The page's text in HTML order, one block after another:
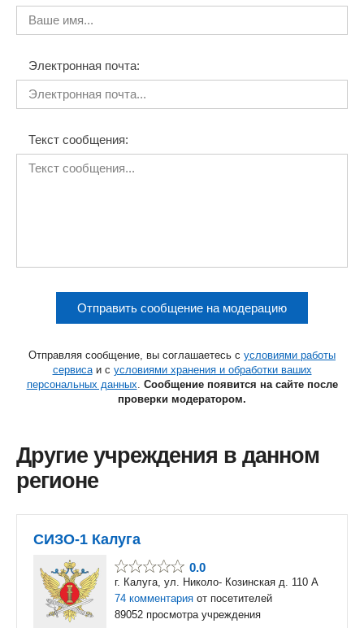
Электронная почта:
Текст сообщения:
Отправить сообщение на модерацию
Отправляя сообщение, вы соглашаетесь с условиями работы
сервисаи с условиями хранения и обработки ваших
персональных данных. Сообщение появится на сайте после
проверки модератором.
Другие учреждения в данном
регионе
СИЗО-1 Калуга
0.0
г. Калуга, ул. Николо- Козинская д. 110 А
74 комментария от посетителей
89052 просмотра учреждения